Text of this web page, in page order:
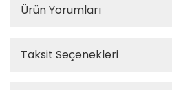
Ürün Yorumları
Taksit Seçenekleri